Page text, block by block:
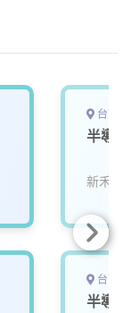
台南
半導
新禾應
台南
半導